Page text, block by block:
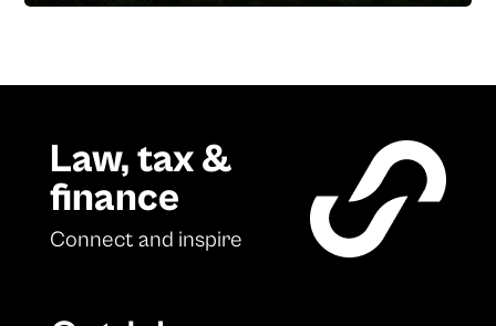
Law, tax &
finance
Connect and inspire